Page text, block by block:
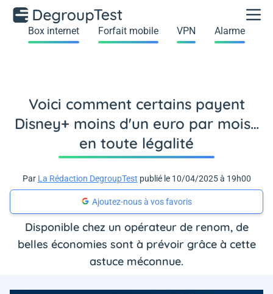
Box internet Forfait mobile VPN Alarme
Voici comment certains payent
Disney+ moins d'un euro par mois…
en toute légalité
Par La Rédaction DegroupTest publié le 10/04/2025 à 19h00
Ajoutez-nous à vos favoris
Disponible chez un opérateur de renom, de
belles économies sont à prévoir grâce à cette
astuce méconnue.